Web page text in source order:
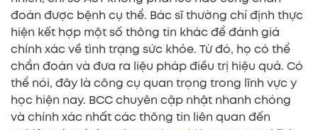
đoán được bệnh cụ thể. Bác sĩ thường chỉ định thực
hiện kết hợp một số thông tin khác để đánh giá
chính xác về tình trạng sức khỏe. Từ đó, họ có thể
chẩn đoán và đưa ra liệu pháp điều trị hiệu quả. Có
thể nói, đây là công cụ quan trọng trong lĩnh vực y
học hiện nay. BCC chuyên cập nhật nhanh chóng
và chính xác nhất các thông tin liên quan đến